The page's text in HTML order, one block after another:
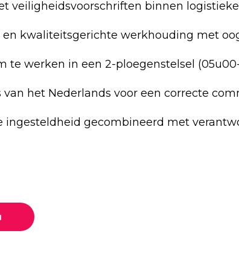
veiligheidsvoorschriften binnen
kwaliteitsgerichte werkhouding met
te werken in een 2-ploegenstelsel (05u00-
van het Nederlands voor een correcte
ingesteldheid gecombineerd met